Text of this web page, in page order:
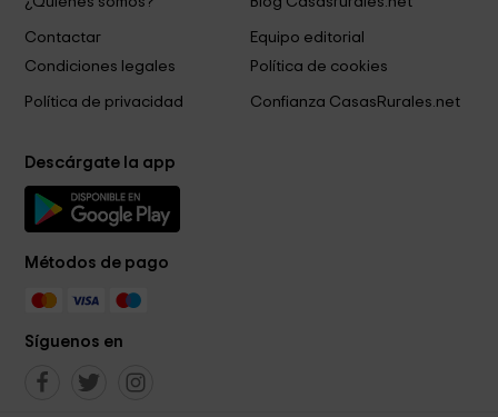
Contactar
Equipo editorial
Condiciones legales
Política de cookies
Política de privacidad Confianza CasasRurales.net
Descárgate la app
Métodos de pago
Síguenos en